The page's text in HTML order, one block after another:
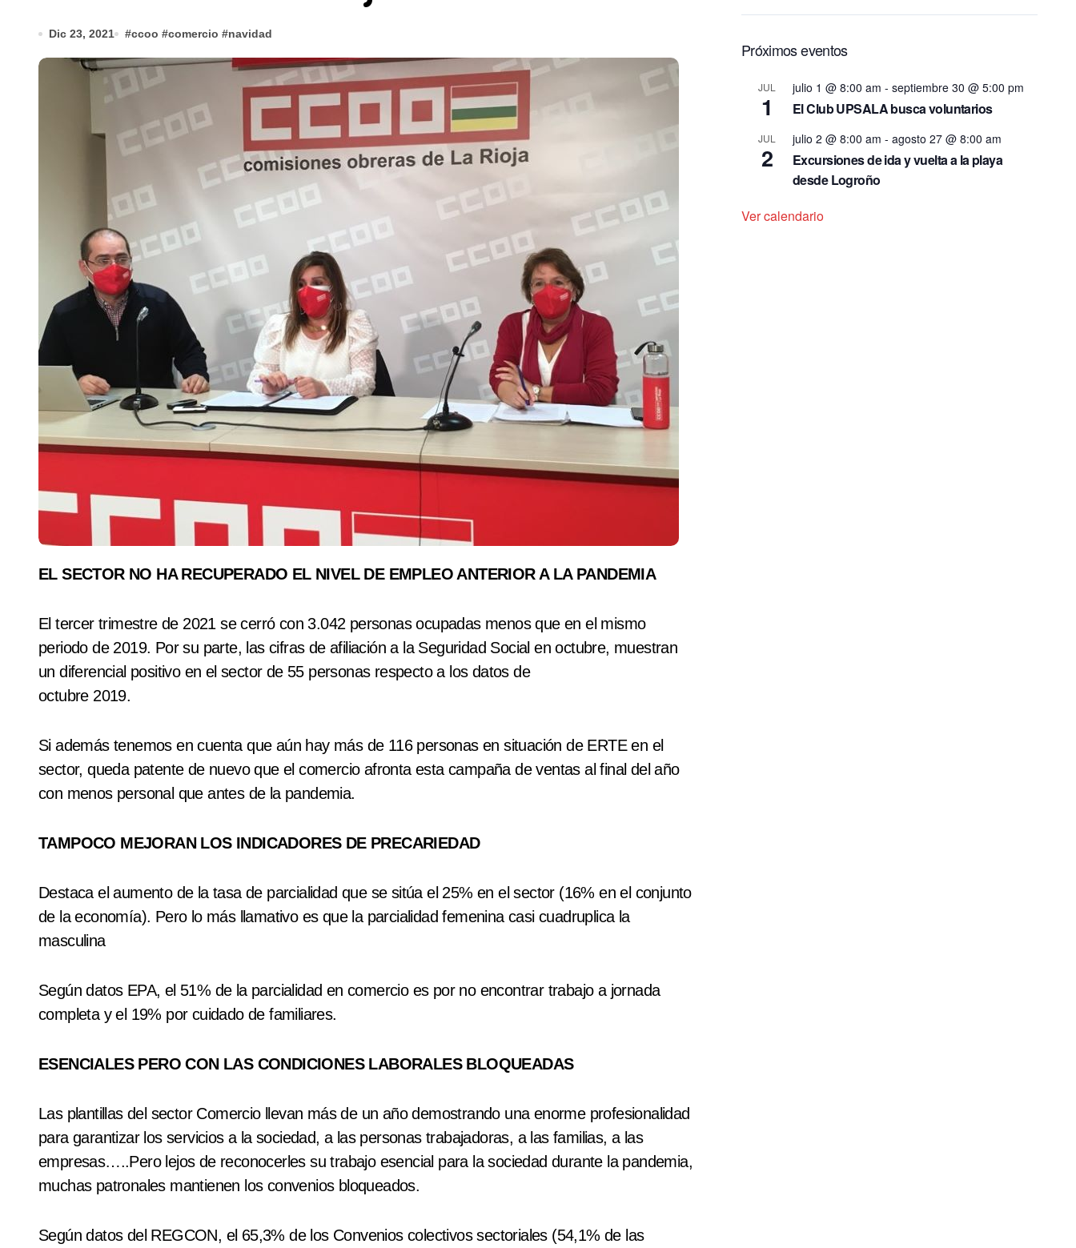
Dic 23, 2021 #ccoo #comercio #navidad
EL SECTOR NO HA RECUPERADO EL NIVEL DE EMPLEO ANTERIOR A LA PANDEMIA
El tercer trimestre de 2021 se cerró con 3.042 personas ocupadas menos que en el mismo
periodo de 2019. Por su parte, las cifras de afiliación a la Seguridad Social en octubre, muestran
un diferencial positivo en el sector de 55 personas respecto a los datos de
octubre 2019.
Si además tenemos en cuenta que aún hay más de 116 personas en situación de ERTE en el
sector, queda patente de nuevo que el comercio afronta esta campaña de ventas al final del año
con menos personal que antes de la pandemia.
TAMPOCO MEJORAN LOS INDICADORES DE PRECARIEDAD
Destaca el aumento de la tasa de parcialidad que se sitúa el 25% en el sector (16% en el conjunto
de la economía). Pero lo más llamativo es que la parcialidad femenina casi cuadruplica la
masculina
Según datos EPA, el 51% de la parcialidad en comercio es por no encontrar trabajo a jornada
completa y el 19% por cuidado de familiares.
ESENCIALES PERO CON LAS CONDICIONES LABORALES BLOQUEADAS
Las plantillas del sector Comercio llevan más de un año demostrando una enorme profesionalidad
para garantizar los servicios a la sociedad, a las personas trabajadoras, a las familias, a las
empresas…..Pero lejos de reconocerles su trabajo esencial para la sociedad durante la pandemia,
muchas patronales mantienen los convenios bloqueados.
Según datos del REGCON, el 65,3% de los Convenios colectivos sectoriales (54,1% de las
Próximos eventos
JUL
1
julio 1 @ 8:00 am - septiembre 30 @ 5:00 pm
El Club UPSALA busca voluntarios
JUL
2
julio 2 @ 8:00 am - agosto 27 @ 8:00 am
Excursiones de ida y vuelta a la playa
desde Logroño
Ver calendario